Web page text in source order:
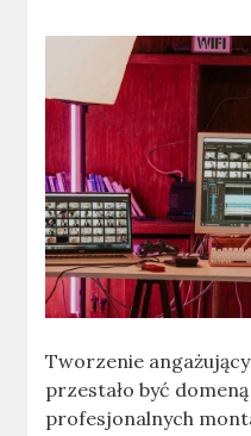
Tworzenie
przestało być
profesjonalnych